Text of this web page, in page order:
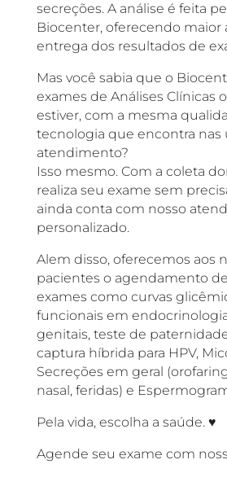
secreções. A análise é feita
Biocenter, oferecendo maior
entrega dos resultados de
Mas você sabia que o
exames de Análises Clínicas
estiver, com a mesma
tecnologia que encontra nas
atendimento?
Isso mesmo. Com a coleta
realiza seu exame sem
ainda conta com nosso
personalizado.
Alem disso, oferecemos aos
pacientes o agendamento
exames como curvas
funcionais em
genitais, teste de
captura híbrida para HPV,
Secreções em geral
nasal, feridas) e
Pela vida, escolha a saúde. ♥
Agende seu exame com